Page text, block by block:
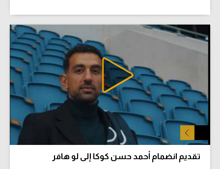
تقديم انضمام أحمد حسن كوكا إلى لو هافر